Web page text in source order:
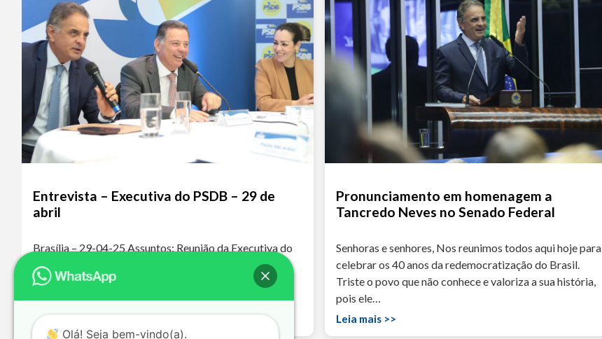
Entrevista – Executiva do PSDB – 29 de
abril
Brasília – 29-04-25 Assuntos: Reunião da Executiva do
PSDB – Fusão PSDB/Podemos Ouça o áudio da
entrevista A ausência do PSDB nos grandes debates
nacionais levou a essa polarização extremamente…
Leia mais >>
Pronunciamento em homenagem a
Tancredo Neves no Senado Federal
Senhoras e senhores, Nos reunimos todos aqui hoje para
celebrar os 40 anos da redemocratização do Brasil.
Triste o povo que não conhece e valoriza a sua história,
pois ele…
Leia mais >>
Olá! Seja bem-vindo(a).